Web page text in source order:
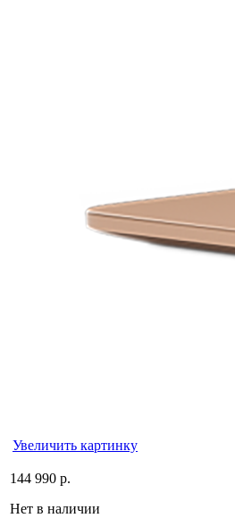
Увеличить картинку
144 990 р.
Нет в наличии